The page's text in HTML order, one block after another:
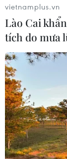
Tiếp nhận 47
Hoa Kỳ trục
05/08/2026 07:38
Đồng Nai
"vỗ béo" sử
05/08/2026 04:59
vietnamplus.vn
Lào Cai
tích do mưa